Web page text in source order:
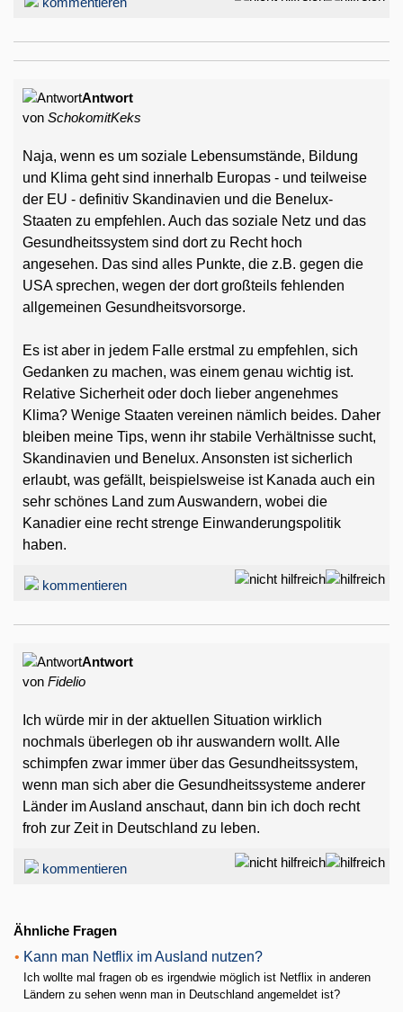
Antwort
von SchokomitKeks
Naja, wenn es um soziale Lebensumstände, Bildung
und Klima geht sind innerhalb Europas - und teilweise
der EU - definitiv Skandinavien und die Benelux-
Staaten zu empfehlen. Auch das soziale Netz und das
Gesundheitssystem sind dort zu Recht hoch
angesehen. Das sind alles Punkte, die z.B. gegen die
USA sprechen, wegen der dort großteils fehlenden
allgemeinen Gesundheitsvorsorge.
Es ist aber in jedem Falle erstmal zu empfehlen, sich
Gedanken zu machen, was einem genau wichtig ist.
Relative Sicherheit oder doch lieber angenehmes
Klima? Wenige Staaten vereinen nämlich beides. Daher
bleiben meine Tips, wenn ihr stabile Verhältnisse sucht,
Skandinavien und Benelux. Ansonsten ist sicherlich
erlaubt, was gefällt, beispielsweise ist Kanada auch ein
sehr schönes Land zum Auswandern, wobei die
Kanadier eine recht strenge Einwanderungspolitik
haben.
kommentieren
Antwort
von Fidelio
Ich würde mir in der aktuellen Situation wirklich
nochmals überlegen ob ihr auswandern wollt. Alle
schimpfen zwar immer über das Gesundheitssystem,
wenn man sich aber die Gesundheitssysteme anderer
Länder im Ausland anschaut, dann bin ich doch recht
froh zur Zeit in Deutschland zu leben.
kommentieren
Ähnliche Fragen
• Kann man Netflix im Ausland nutzen?
Ich wollte mal fragen ob es irgendwie möglich ist Netflix in anderen
Ländern zu sehen wenn man in Deutschland angemeldet ist?